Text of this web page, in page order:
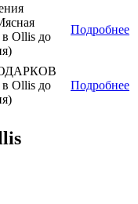
в Ollis до
Подробнее
в Ollis до
Подробнее